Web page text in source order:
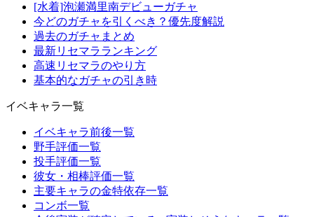
[水着]泡瀬満里南デビューガチャ
今どのガチャを引くべき？優先度解説
過去のガチャまとめ
最新リセマラランキング
高速リセマラのやり方
基本的なガチャの引き時
イベキャラ一覧
イベキャラ前後一覧
野手評価一覧
投手評価一覧
彼女・相棒評価一覧
主要キャラの金特依存一覧
コンボ一覧